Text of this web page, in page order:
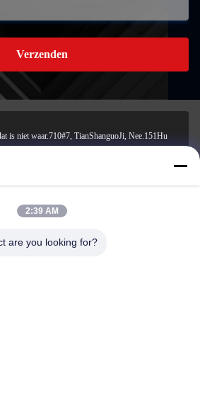
Verzenden
is niet waar.710#7, TianShanguoJi, Nee.151Hu
2:39 AM
are you looking for?